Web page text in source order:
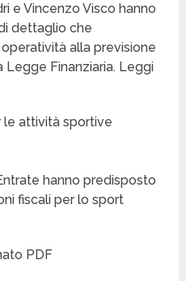
e Vincenzo Visco hanno
dettaglio che
alla previsione
Finanziaria. Leggi
le attività sportive
hanno predisposto
fiscali per lo sport
PDF